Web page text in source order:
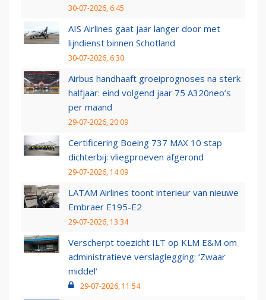
30-07-2026, 6:45
AIS Airlines gaat jaar langer door met
lijndienst binnen Schotland
30-07-2026, 6:30
Airbus handhaaft groeiprognoses na sterk
halfjaar: eind volgend jaar 75 A320neo’s
per maand
29-07-2026, 20:09
Certificering Boeing 737 MAX 10 stap
dichterbij: vliegproeven afgerond
29-07-2026, 14:09
LATAM Airlines toont interieur van nieuwe
Embraer E195-E2
29-07-2026, 13:34
Verscherpt toezicht ILT op KLM E&M om
administratieve verslaglegging: ‘Zwaar
middel’
29-07-2026, 11:54